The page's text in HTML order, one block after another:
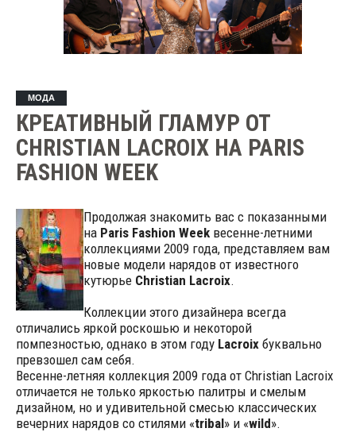
МОДА
КРЕАТИВНЫЙ ГЛАМУР ОТ
CHRISTIAN LACROIX НА PARIS
FASHION WEEK
Продолжая знакомить вас с показанными
на Paris Fashion Weekвесенне-летними
коллекциями 2009 года, представляем вам
новые модели нарядов от известного
кутюрье Christian Lacroix.
Коллекции этого дизайнера всегда
отличались яркой роскошью и некоторой
помпезностью, однако в этом году Lacroixбуквально
превзошел сам себя.
Весенне-летняя коллекция 2009 года от Christian Lacroix
отличается не только яркостью палитры и смелым
дизайном, но и удивительной смесью классических
вечерних нарядов со стилями «tribal» и «wild».